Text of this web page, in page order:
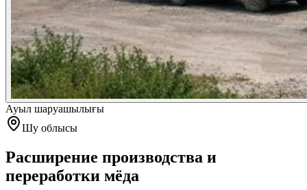
Ауыл шаруашылығы
Шу облысы
Расширение производства и
переработки мёда